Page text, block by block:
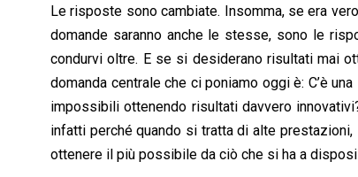
Le risposte sono cambiate. Insomma, se era
domande saranno anche le stesse, sono le
condurvi oltre. E se si desiderano risultati mai
domanda centrale che ci poniamo oggi è: C’è
impossibili ottenendo risultati davvero
infatti perché quando si tratta di alte
ottenere il più possibile da ciò che si ha a